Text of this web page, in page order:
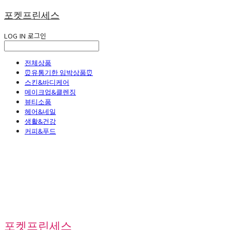
포켓프린세스
LOG IN 로그인
전체상품
⏰유통기한 임박상품⏰
스킨&바디케어
메이크업&클렌징
뷰티소품
헤어&네일
생활&건강
커피&푸드
포켓프린세스